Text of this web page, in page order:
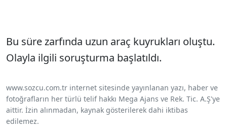
Bu süre zarfında uzun araç kuyrukları oluştu.
Olayla ilgili soruşturma başlatıldı.
www.sozcu.com.tr internet sitesinde yayınlanan yazı, haber ve
fotoğrafların her türlü telif hakkı Mega Ajans ve Rek. Tic. A.Ş'ye
aittir. İzin alınmadan, kaynak gösterilerek dahi iktibas
edilemez.